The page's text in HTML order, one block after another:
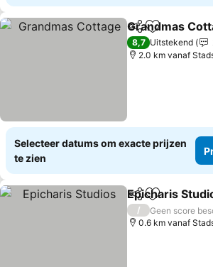
DelenToevoegen
Grandmas
8,7 Uitstekend
2.0 km vanaf
Selecteer datums om exacte prijzen
te zien
DelenToevoegen
Epicharis
/
Geen score
0.6 km vanaf